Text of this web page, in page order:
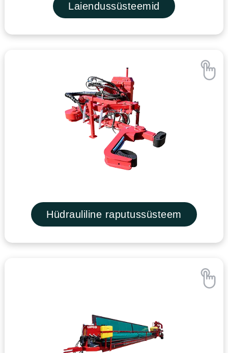
Laiendussüsteemid
Hüdrauliline raputussüsteem